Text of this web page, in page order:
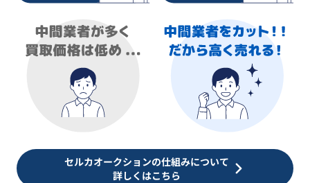
セルカオークションの仕組みについて
詳しくはこちら